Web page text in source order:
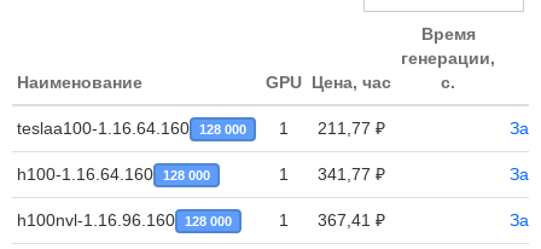
Наименование GPU Цена, час
Время
генерации,
с.
teslaa100-1.16.64.160 128 000 1 211,77 ₽
h100-1.16.64.160 128 000 1 341,77 ₽
h100nvl-1.16.96.160 128 000 1 367,41 ₽